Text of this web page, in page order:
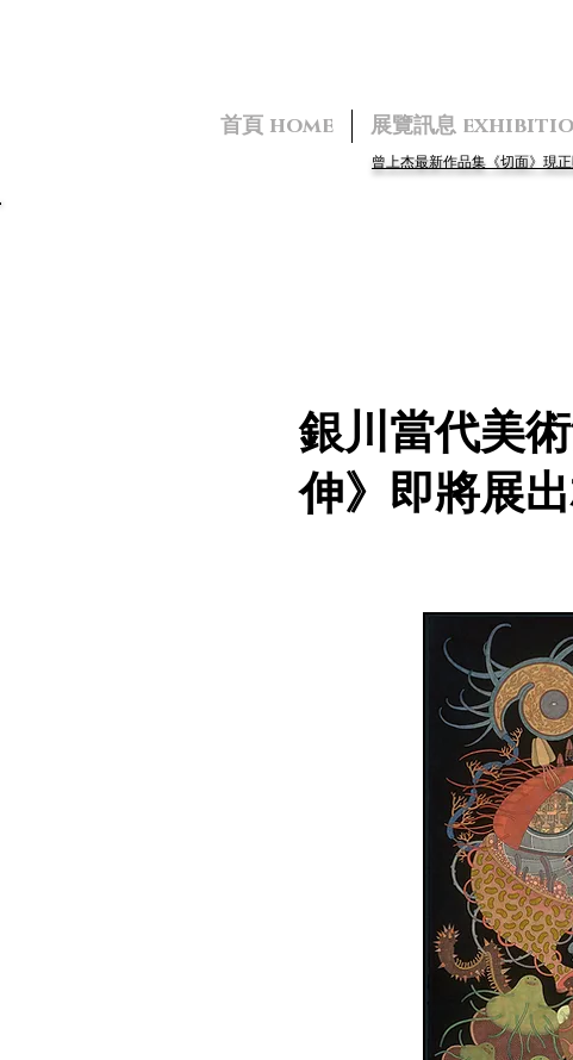
首頁 home 展覽訊息
曾上杰最新作品集《切面》現
銀川當代美
伸》即將展